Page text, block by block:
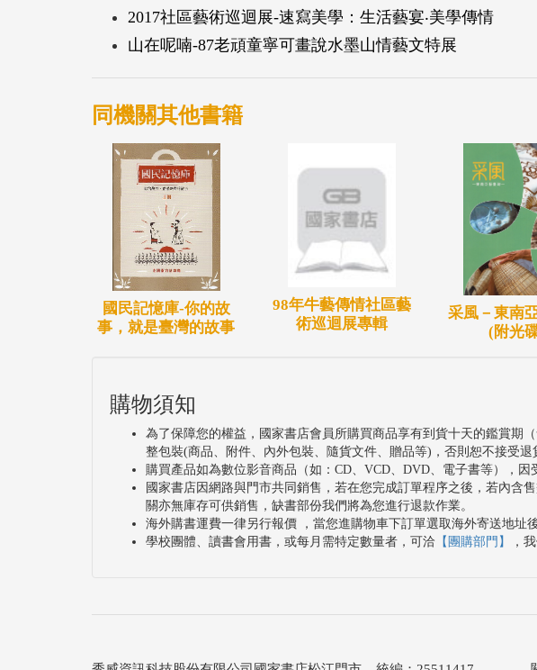
2017社區藝術巡迴展-速寫美學：生活藝宴‧美學傳情
山在呢喃-87老頑童寧可畫說水墨山情藝文特展
同機關其他書籍
國民記憶庫-你的故
事，就是臺灣的故事
98年牛藝傳情社區藝
術巡迴展專輯
采風－東南
(附光
購物須知
為了保障您的權益，國家書店會員所購買商品享有到貨十天的鑑賞期
整包裝(商品、附件、內外包裝、隨貨文件、贈品等)，否則恕不接受退
購買產品如為數位影音商品（如：CD、VCD、DVD、電子書等），
國家書店因網路與門市共同銷售，若在您完成訂單程序之後，若內含
關亦無庫存可供銷售，缺書部份我們將為您進行退款作業。
海外購書運費一律另行報價 ，當您進購物車下訂單選取海外寄送地
學校團體、讀書會用書，或每月需特定數量者，可洽 【團購部門】 ，